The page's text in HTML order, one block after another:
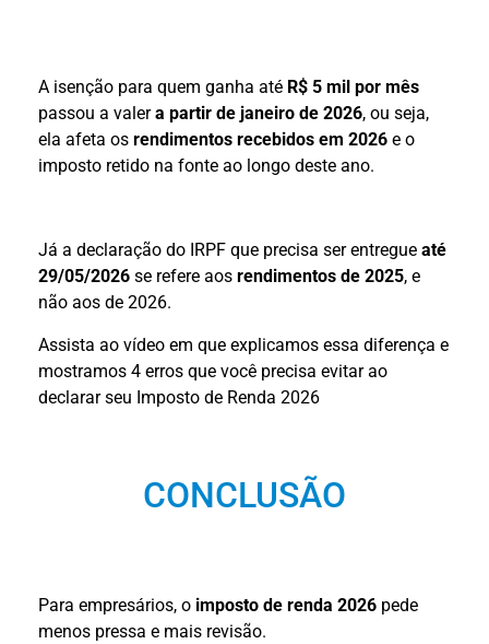
A isenção para quem ganha até R$ 5 mil por mês
passou a valera partir de janeiro de 2026, ou seja,
ela afeta os rendimentos recebidos em 2026 e o
imposto retido na fonte ao longo deste ano.
Já a declaração do IRPF que precisa ser entregue até
29/05/2026 se refere aos rendimentos de 2025, e
não aos de 2026.
Assista ao vídeo em que explicamos essa diferença e
mostramos 4 erros que você precisa evitar ao
declarar seu Imposto de Renda 2026
CONCLUSÃO
Para empresários, o imposto de renda 2026 pede
menos pressa e mais revisão.